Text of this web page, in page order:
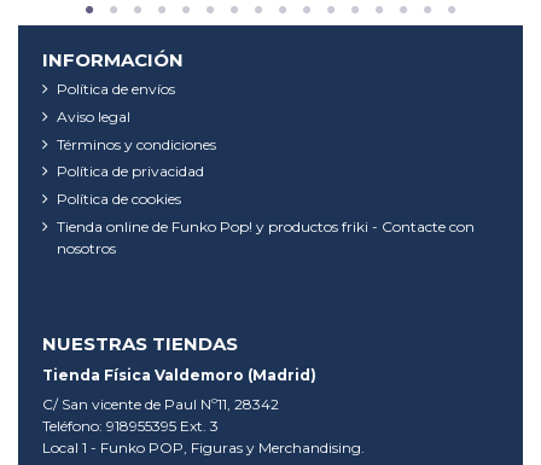
INFORMACIÓN
Política de envíos
Aviso legal
Términos y condiciones
Política de privacidad
Política de cookies
Tienda online de Funko Pop! y productos friki - Contacte con
nosotros
NUESTRAS TIENDAS
Tienda Física Valdemoro (Madrid)
C/ San vicente de Paul Nº11, 28342
Teléfono: 918955395 Ext. 3
Local 1 - Funko POP, Figuras y Merchandising.